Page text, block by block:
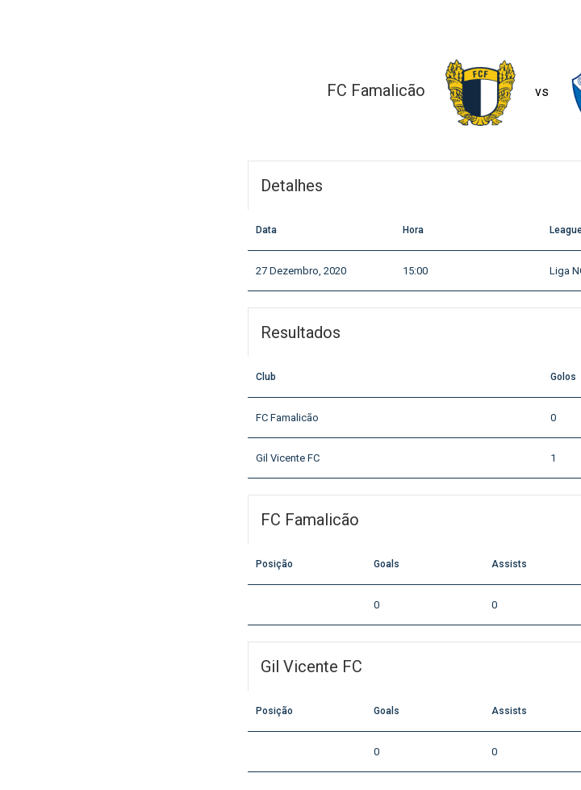
FC Famalicão vs
Detalhes
Data Hora
27 Dezembro, 2020 15:00 Liga
Resultados
Club Golos
FC Famalicão 0
Gil Vicente FC 1
FC Famalicão
Posição Goals Assists
0 0
Gil Vicente FC
Posição Goals Assists
0 0